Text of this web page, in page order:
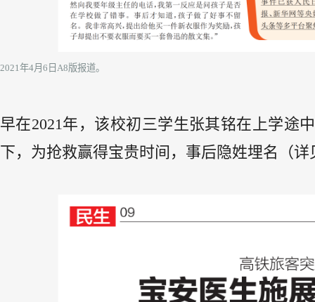
2021年4月6日A8版报道。
早在2021年，该校初三学生张其铭在上学途
下，为抢救赢得宝贵时间，事后隐姓埋名（